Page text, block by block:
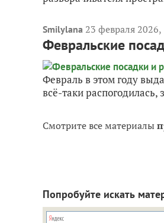
Smilylana 23 февраля 2026,
Февральские
Февраль в этом году
всё-таки
Смотрите все материалы
Попробуйте искать